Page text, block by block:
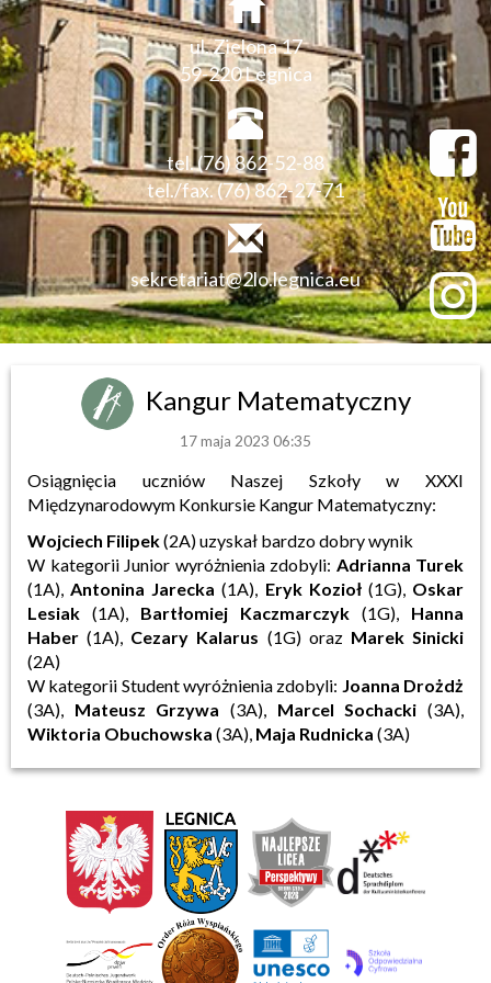
ul. Zielona 17
59-220 Legnica
tel. (76) 862-52-88
tel./fax. (76) 862-27-71
sekretariat@2lo.legnica.eu
Kangur Matematyczny
17 maja 2023 06:35
Osiągnięcia uczniów Naszej Szkoły w XXXI
Międzynarodowym Konkursie Kangur Matematyczny:
Wojciech Filipek(2A) uzyskał bardzo dobry wynik
W kategorii Junior wyróżnienia zdobyli: Adrianna Turek
(1A),Antonina Jarecka (1A), Eryk Kozioł(1G), Oskar
Lesiak (1A), Bartłomiej Kaczmarczyk (1G), Hanna
Haber (1A), Cezary Kalarus (1G) oraz Marek Sinicki
(2A)
W kategorii Student wyróżnienia zdobyli: Joanna Drożdż
(3A), Mateusz Grzywa (3A), Marcel Sochacki (3A),
Wiktoria Obuchowska (3A), Maja Rudnicka (3A)